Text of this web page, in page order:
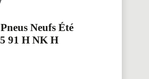
Neufs Été
91 H NK H